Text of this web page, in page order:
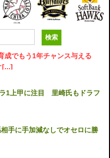
成でもう1年チャンス与える
[...]
1上甲に注目 里崎氏もドラフ
手に手加減なしでオセロに勝